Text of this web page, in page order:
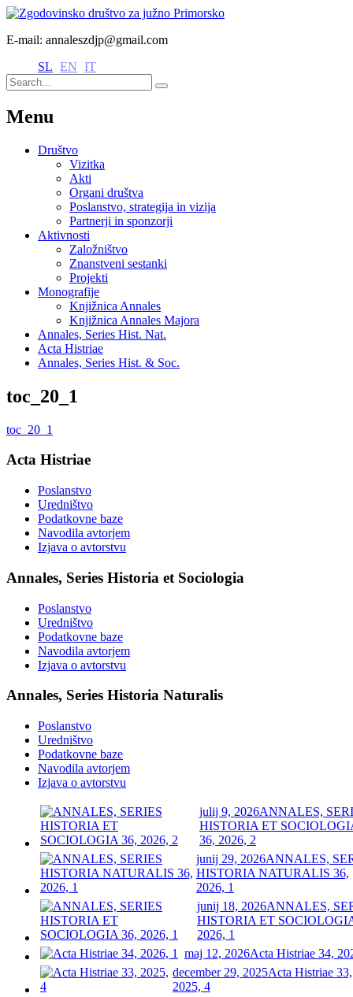
E-mail: annaleszdjp@gmail.com
SL EN IT
Menu
Društvo
Vizitka
Akti
Organi društva
Poslanstvo, strategija in vizija
Partnerji in sponzorji
Aktivnosti
Založništvo
Znanstveni sestanki
Projekti
Monografije
Knjižnica Annales
Knjižnica Annales Majora
Annales, Series Hist. Nat.
Acta Histriae
Annales, Series Hist. & Soc.
toc_20_1
toc_20_1
Acta Histriae
Poslanstvo
Uredništvo
Podatkovne baze
Navodila avtorjem
Izjava o avtorstvu
Annales, Series Historia et Sociologia
Poslanstvo
Uredništvo
Podatkovne baze
Navodila avtorjem
Izjava o avtorstvu
Annales, Series Historia Naturalis
Poslanstvo
Uredništvo
Podatkovne baze
Navodila avtorjem
Izjava o avtorstvu
julij 9, 2026ANNALES,
HISTORIA ET
36, 2026, 2
junij 29, 2026ANNALES,
HISTORIA NATURALIS 36,
2026, 1
junij 18, 2026ANNALES,
HISTORIA ET
2026, 1
maj 12, 2026Acta Histriae 34,
december 29, 2025Acta Histriae 33,
2025, 4